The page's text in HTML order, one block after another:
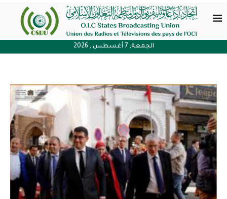
الجمعة, 7 أغسطس , 2026